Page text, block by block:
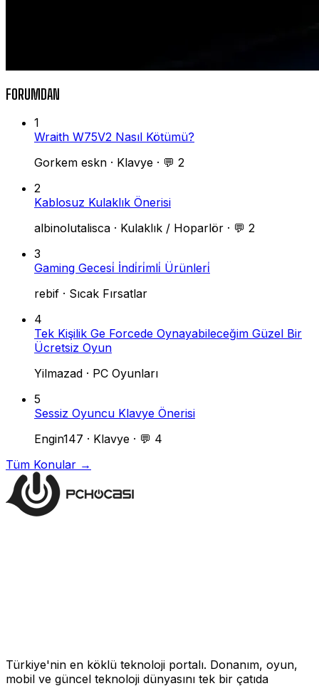
FORUMDAN
1
Wraith W75V2 Nasıl Kötümü?
Gorkem eskn · Klavye · 💬 2
2
Kablosuz Kulaklık Önerisi
albinolutalisca · Kulaklık / Hoparlör · 💬 2
3
Gaming Gecesi̇ İndi̇ri̇mli̇ Ürünleri̇
rebif · Sıcak Fırsatlar
4
Tek Kişilik Ge Forcede Oynayabileceğim Güzel Bir
Ücretsiz Oyun
Yilmazad · PC Oyunları
5
Sessiz Oyuncu Klavye Önerisi
Engin147 · Klavye · 💬 4
Tüm Konular →
Türkiye'nin en köklü teknoloji portalı. Donanım, oyun,
mobil ve güncel teknoloji dünyasını tek bir çatıda